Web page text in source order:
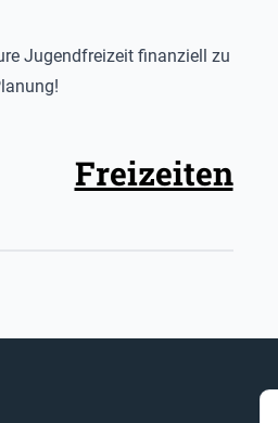
Jugendfreizeit finanziell zu
Freizeiten